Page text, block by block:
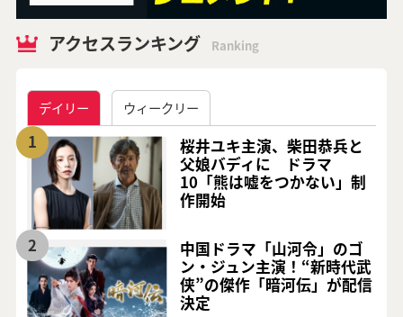
アクセスランキング Ranking
デイリー ウィークリー
1
桜井ユキ主演、柴田恭兵と
父娘バディに ドラマ
10「熊は嘘をつかない」制
作開始
2
中国ドラマ「山河令」のゴ
ン・ジュン主演！“新時代武
侠”の傑作「暗河伝」が配信
決定